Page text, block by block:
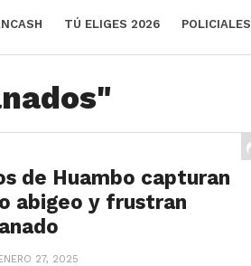
TÚ ELIGES 2026 POLICIALES
de Huambo capturan
abigeo y frustran
27, 2025